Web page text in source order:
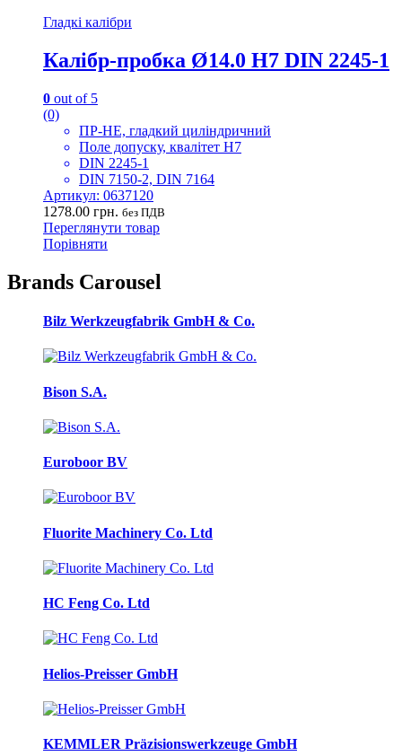
Гладкі калібри
Калібр-пробка Ø14.0 H7 DIN 2245-1
0 out of 5
(0)
ПР-НЕ, гладкий циліндричний
Поле допуску, квалітет H7
DIN 2245-1
DIN 7150-2, DIN 7164
Артикул: 0637120
1278.00 грн. без ПДВ
Переглянути товар
Порівняти
Brands Carousel
Bilz Werkzeugfabrik GmbH & Co.
Bison S.A.
Euroboor BV
Fluorite Machinery Co. Ltd
HC Feng Co. Ltd
Helios-Preisser GmbH
KEMMLER Präzisionswerkzeuge GmbH